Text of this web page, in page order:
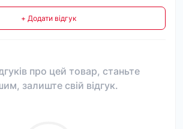
+ Додати відгук
про цей товар, станьте
залиште свій відгук.